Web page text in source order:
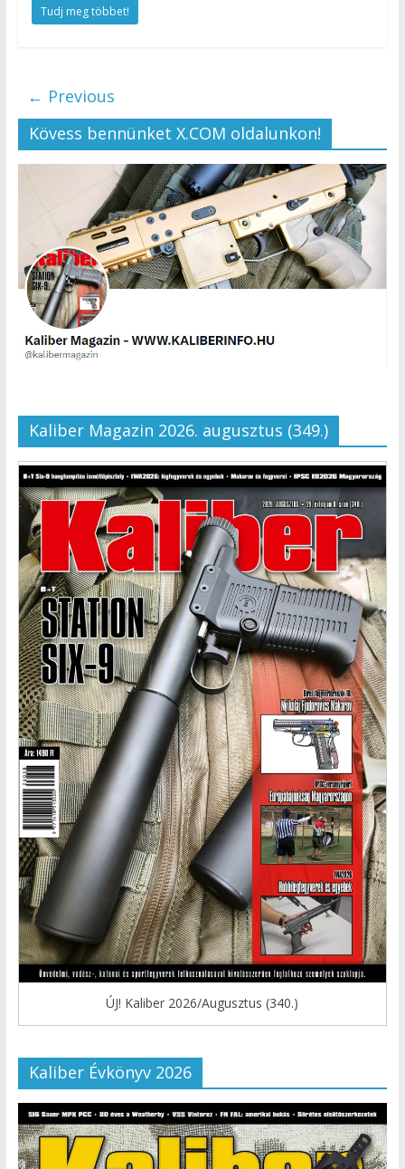
Tudj meg többet!
← Previous
Kövess bennünket X.COM oldalunkon!
Kaliber Magazin 2026. augusztus (349.)
ÚJ! Kaliber 2026/Augusztus (340.)
Kaliber Évkönyv 2026